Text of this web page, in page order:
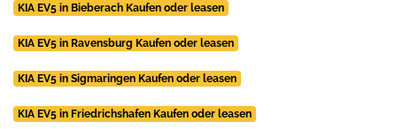
KIA EV5 in Bieberach Kaufen oder leasen
KIA EV5 in Ravensburg Kaufen oder leasen
KIA EV5 in Sigmaringen Kaufen oder leasen
KIA EV5 in Friedrichshafen Kaufen oder leasen